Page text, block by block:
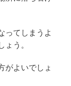
ってしまうよ
ょう。
がよいでしょ